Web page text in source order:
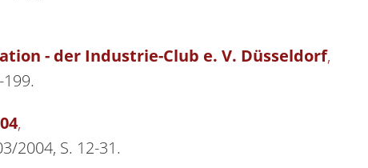
- der Industrie-Club e. V. Düsseldorf,
,
2004, S. 12-31.